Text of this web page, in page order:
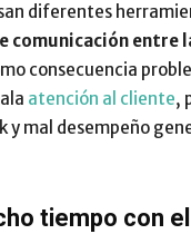
diferentes
comunicación entre
consecuencia
atención al cliente,
y mal desempeño
tiempo con